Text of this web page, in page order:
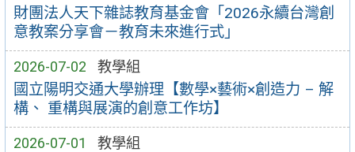
財團法人天下雜誌教育基金會「2026永續台灣創
意教案分享會－教育未來進行式」
2026-07-02 教學組
國立陽明交通大學辦理【數學×藝術×創造力 – 解
構、 重構與展演的創意工作坊】
2026-07-01 教學組